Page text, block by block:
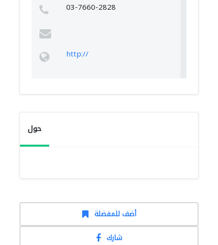
03-7660-2828
http://
حول
أضف للمفضلة
شارك